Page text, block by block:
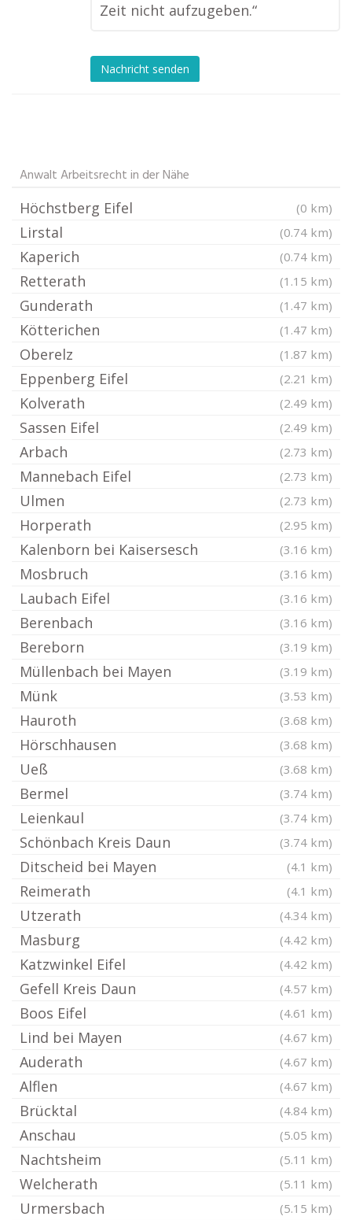
Zeit nicht aufzugeben.“
Nachricht senden
Anwalt Arbeitsrecht in der Nähe
Höchstberg Eifel (0 km)
Lirstal (0.74 km)
Kaperich (0.74 km)
Retterath (1.15 km)
Gunderath (1.47 km)
Kötterichen (1.47 km)
Oberelz (1.87 km)
Eppenberg Eifel (2.21 km)
Kolverath (2.49 km)
Sassen Eifel (2.49 km)
Arbach (2.73 km)
Mannebach Eifel (2.73 km)
Ulmen (2.73 km)
Horperath (2.95 km)
Kalenborn bei Kaisersesch (3.16 km)
Mosbruch (3.16 km)
Laubach Eifel (3.16 km)
Berenbach (3.16 km)
Bereborn (3.19 km)
Müllenbach bei Mayen (3.19 km)
Münk (3.53 km)
Hauroth (3.68 km)
Hörschhausen (3.68 km)
Ueß (3.68 km)
Bermel (3.74 km)
Leienkaul (3.74 km)
Schönbach Kreis Daun (3.74 km)
Ditscheid bei Mayen (4.1 km)
Reimerath (4.1 km)
Utzerath (4.34 km)
Masburg (4.42 km)
Katzwinkel Eifel (4.42 km)
Gefell Kreis Daun (4.57 km)
Boos Eifel (4.61 km)
Lind bei Mayen (4.67 km)
Auderath (4.67 km)
Alflen (4.67 km)
Brücktal (4.84 km)
Anschau (5.05 km)
Nachtsheim (5.11 km)
Welcherath (5.11 km)
Urmersbach (5.15 km)